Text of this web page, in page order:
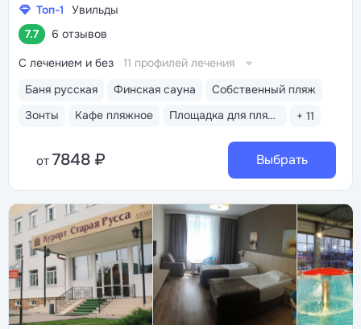
Топ-1
Увильды
7.7
6 отзывов
Баня русская Финская сауна
Собственный пляж
Зонты
Кафе пляжное Площадка для пляжного волейбола + 11
С лечением и без 11 профилей лечения
от 7848 ₽ Выбрать